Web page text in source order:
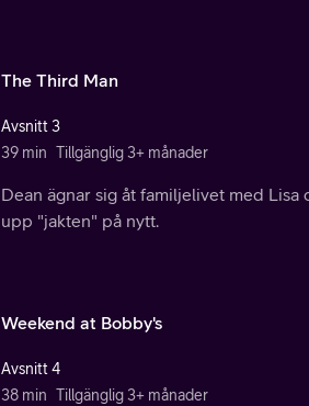
The Third Man
Avsnitt 3
39 min Tillgänglig 3+ månader
Dean ägnar sig åt familjelivet med
upp "jakten" på nytt.
Weekend at Bobby's
Avsnitt 4
38 min Tillgänglig 3+ månader